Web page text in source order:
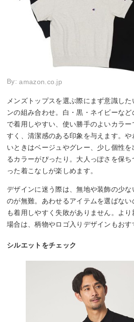
By:amazon.co.jp
メンズトップスを選ぶ際にまず意識し
ンの組み合わせ。白・黒・ネイビーな
で着用しやすい、使い勝手のよいカラ
すく、清潔感のある印象を与えます。
いときはベージュやグレー、少し個性
るカラーがぴったり。大人っぽさを保
った着こなしが楽しめます。
デザインに迷う際は、無地や装飾の少
のが無難。あわせるアイテムを選ばな
も着用しやすく失敗がありません。よ
場合は、柄物やロゴ入りデザインもおす
シルエットをチェック